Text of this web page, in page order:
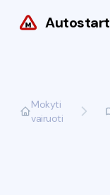
Autostart
Mokyti
vairuoti